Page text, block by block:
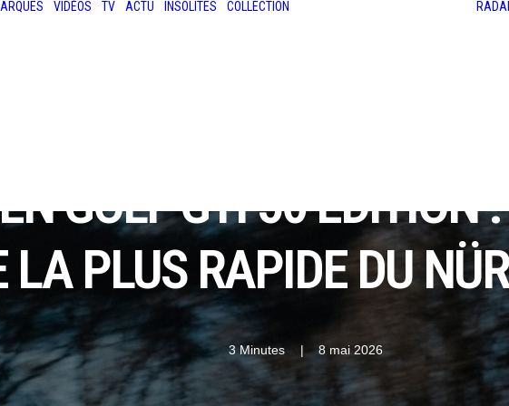
VIDÉOS TV ACTU INSOLITES COLLECTION
GOLF GTI 50 EDITION
LA PLUS RAPIDE DU
3 Minutes | 8 mai 2026